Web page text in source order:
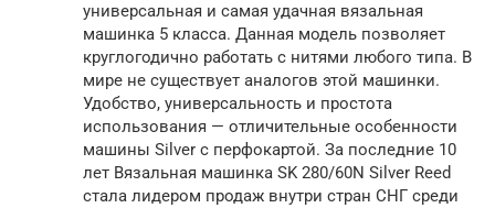
универсальная и самая удачная вязальная
машинка 5 класса. Данная модель позволяет
круглогодично работать с нитями любого типа. В
мире не существует аналогов этой машинки.
Удобство, универсальность и простота
использования — отличительные особенности
машины Silver с перфокартой. За последние 10
лет Вязальная машинка SK 280/60N Silver Reed
стала лидером продаж внутри стран СНГ среди